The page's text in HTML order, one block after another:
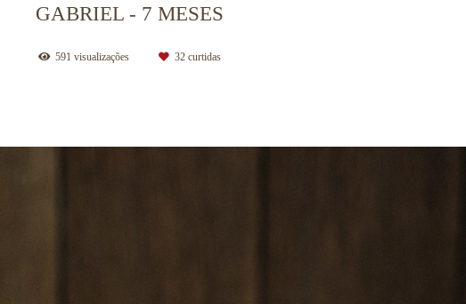
GABRIEL - 7 MESES
591 visualizações 32curtidas